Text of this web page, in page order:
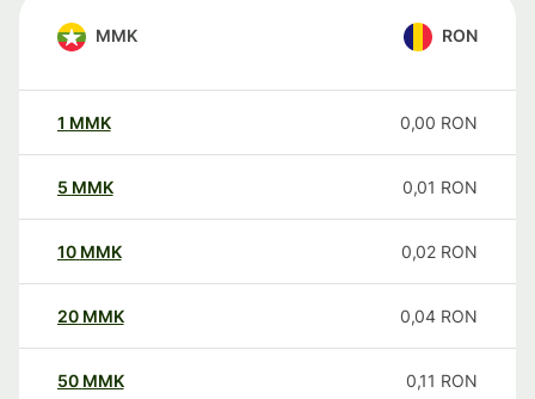
MMK RON
1 MMK 0,00 RON
5 MMK 0,01 RON
10 MMK 0,02 RON
20 MMK 0,04 RON
50 MMK 0,11 RON